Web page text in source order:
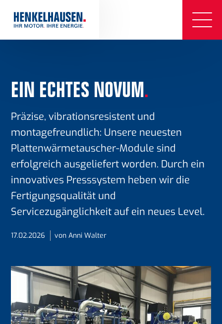
EIN ECHTES NOVUM.
Präzise, vibrationsresistent und
montagefreundlich: Unsere neuesten
Plattenwärmetauscher-Module sind
erfolgreich ausgeliefert worden. Durch ein
innovatives Presssystem heben wir die
Fertigungsqualität und
Servicezugänglichkeit auf ein neues Level.
17.02.2026 von Anni Walter